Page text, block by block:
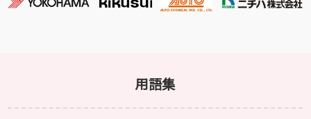
用語集